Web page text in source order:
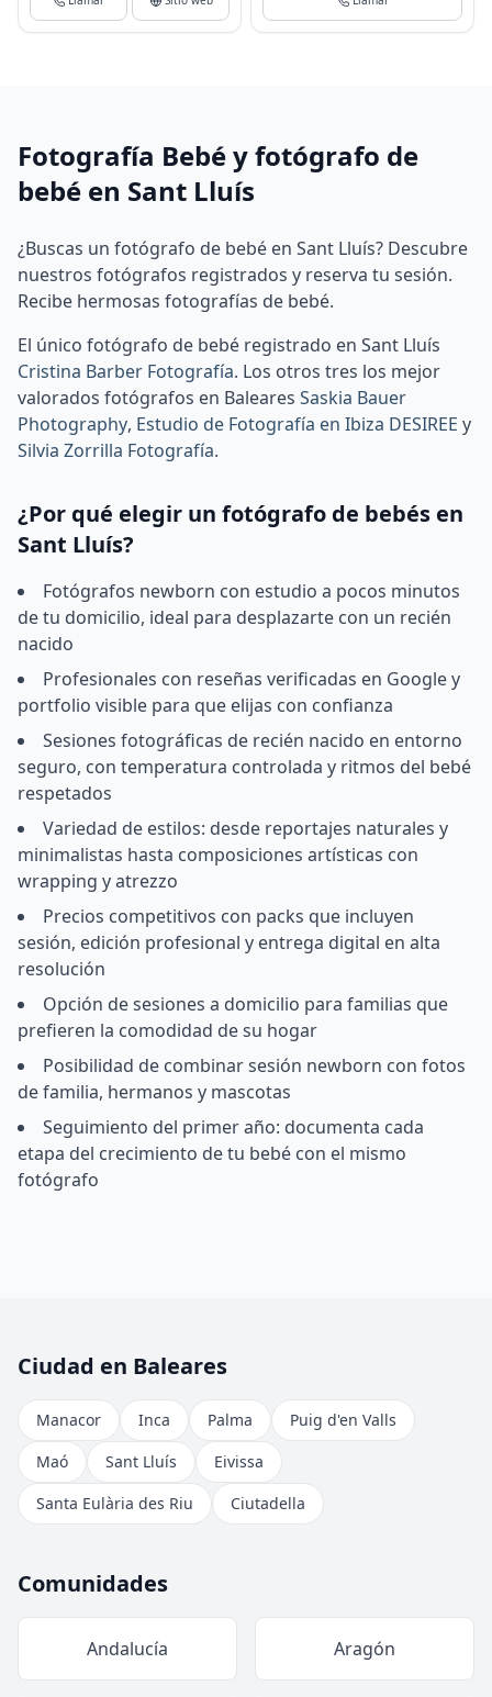
Fotografía Bebé y fotógrafo de
bebé en Sant Lluís
¿Buscas un fotógrafo de bebé en Sant Lluís? Descubre
nuestros fotógrafos registrados y reserva tu sesión.
Recibe hermosas fotografías de bebé.
El único fotógrafo de bebé registrado en Sant Lluís
Cristina Barber Fotografía. Los otros tres los mejor
valorados fotógrafos en Baleares Saskia Bauer
Photography, Estudio de Fotografía en Ibiza DESIREE y
Silvia Zorrilla Fotografía.
¿Por qué elegir un fotógrafo de bebés en
Sant Lluís?
Fotógrafos newborn con estudio a pocos minutos
de tu domicilio, ideal para desplazarte con un recién
nacido
Profesionales con reseñas verificadas en Google y
portfolio visible para que elijas con confianza
Sesiones fotográficas de recién nacido en entorno
seguro, con temperatura controlada y ritmos del bebé
respetados
Variedad de estilos: desde reportajes naturales y
minimalistas hasta composiciones artísticas con
wrapping y atrezzo
Precios competitivos con packs que incluyen
sesión, edición profesional y entrega digital en alta
resolución
Opción de sesiones a domicilio para familias que
prefieren la comodidad de su hogar
Posibilidad de combinar sesión newborn con fotos
de familia, hermanos y mascotas
Seguimiento del primer año: documenta cada
etapa del crecimiento de tu bebé con el mismo
fotógrafo
Ciudad en Baleares
Manacor Inca Palma
Puig d'en Valls
Maó
Sant Lluís
Eivissa
Santa Eulària des Riu
Ciutadella
Comunidades
Andalucía Aragón